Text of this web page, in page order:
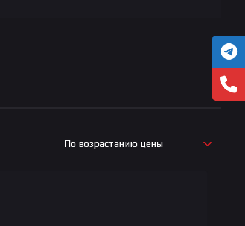
По возрастанию цены